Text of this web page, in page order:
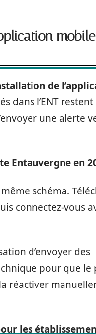
de
dans l’ENT
une alerte
Entauvergne en
schéma.
connectez-vous
d’envoyer des
pour que le
réactiver
les